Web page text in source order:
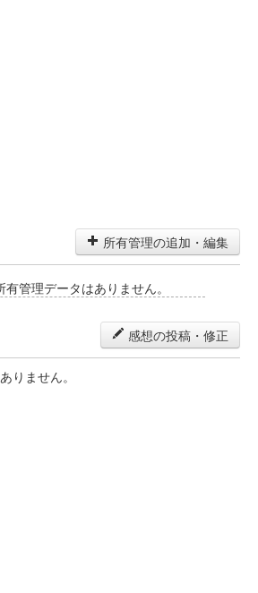
所有管理の追加・編集
管理データはありません。
感想の投稿・修正
りません。